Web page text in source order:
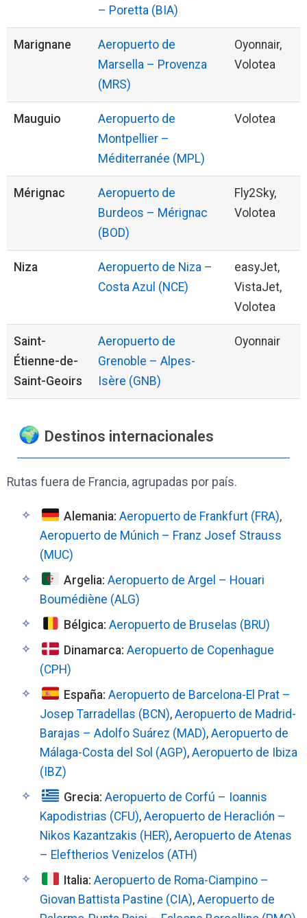
– Poretta (BIA)
Marignane
Aeropuerto de
Marsella – Provenza
(MRS)
Oyonnair,
Volotea
Mauguio
Aeropuerto de
Montpellier –
Méditerranée (MPL)
Volotea
Mérignac
Aeropuerto de
Burdeos – Mérignac
(BOD)
Fly2Sky,
Volotea
Niza
Aeropuerto de Niza –
Costa Azul (NCE)
easyJet,
VistaJet,
Volotea
Saint-
Étienne-de-
Saint-Geoirs
Aeropuerto de
Grenoble – Alpes-
Isère (GNB)
Oyonnair
Destinos internacionales
Rutas fuera de Francia, agrupadas por país.
Alemania: Aeropuerto de Frankfurt (FRA),
Aeropuerto de Múnich – Franz Josef Strauss
(MUC)
Argelia: Aeropuerto de Argel – Houari
Boumédiène (ALG)
Bélgica: Aeropuerto de Bruselas (BRU)
Dinamarca: Aeropuerto de Copenhague
(CPH)
España: Aeropuerto de Barcelona-El Prat –
Josep Tarradellas (BCN), Aeropuerto de Madrid-
Barajas – Adolfo Suárez (MAD), Aeropuerto de
Málaga-Costa del Sol (AGP), Aeropuerto de Ibiza
(IBZ)
Grecia: Aeropuerto de Corfú – Ioannis
Kapodistrias (CFU), Aeropuerto de Heraclión –
Nikos Kazantzakis (HER), Aeropuerto de Atenas
– Eleftherios Venizelos (ATH)
Italia: Aeropuerto de Roma-Ciampino –
Giovan Battista Pastine (CIA), Aeropuerto de